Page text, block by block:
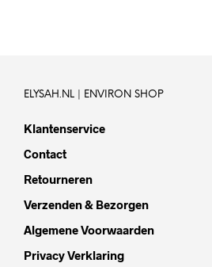
ELYSAH.NL | ENVIRON SHOP
Klantenservice
Contact
Retourneren
Verzenden & Bezorgen
Algemene Voorwaarden
Privacy Verklaring